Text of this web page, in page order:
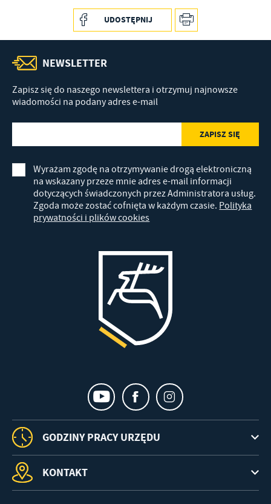
UDOSTĘPNIJ
NEWSLETTER
Zapisz się do naszego newslettera i otrzymuj najnowsze
wiadomości na podany adres e-mail
Wyrażam zgodę na otrzymywanie drogą elektroniczną
na wskazany przeze mnie adres e-mail informacji
dotyczących świadczonych przez Administratora usług.
Zgoda może zostać cofnięta w każdym czasie. Polityka
prywatności i plików cookies
GODZINY PRACY URZĘDU
KONTAKT